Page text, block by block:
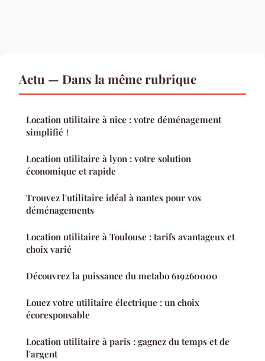
Actu — Dans la même rubrique
Location utilitaire à nice : votre déménagement
simplifié！
Location utilitaire à lyon : votre solution
économique et rapide
Trouvez l'utilitaire idéal à nantes pour vos
déménagements
Location utilitaire à Toulouse : tarifs avantageux et
choix varié
Découvrez la puissance du metabo 619260000
Louez votre utilitaire électrique : un choix
écoresponsable
Location utilitaire à paris : gagnez du temps et de
l'argent